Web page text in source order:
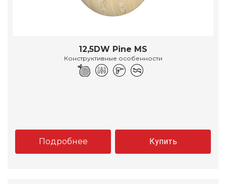
12,5DW Pine MS
Конструктивные особенности
Подробнее Купить